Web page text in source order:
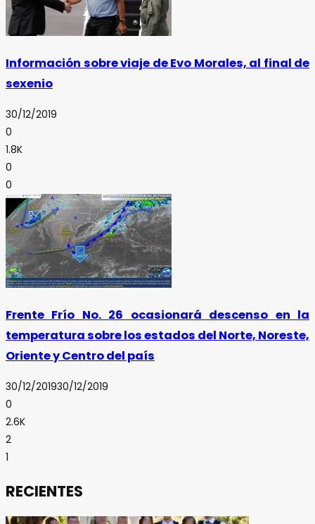
Información sobre viaje de Evo Morales, al final de
sexenio
30/12/2019
0
1.8K
0
0
Frente Frío No. 26 ocasionará descenso en la
temperatura sobre los estados del Norte, Noreste,
Oriente y Centro del país
30/12/201930/12/2019
0
2.6K
2
1
RECIENTES